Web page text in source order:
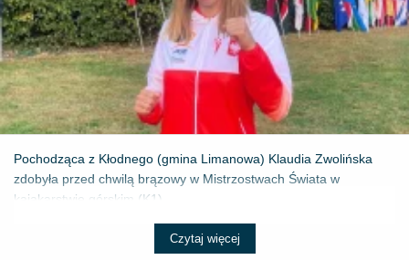
Pochodząca z Kłodnego (gmina Limanowa) Klaudia Zwolińska
zdobyła przed chwilą brązowy w Mistrzostwach Świata w
kajakarstwie górskim (K1) ...
Czytaj więcej